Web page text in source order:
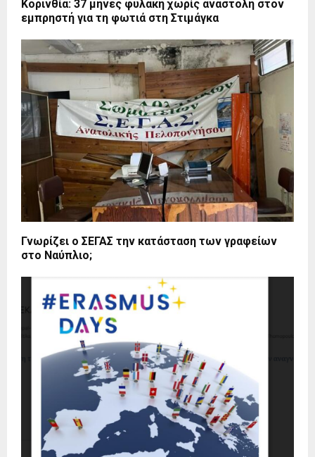
Κορινθία: 37 μήνες φυλακή χωρίς αναστολή στον
εμπρηστή για τη φωτιά στη Στιμάγκα
Γνωρίζει ο ΣΕΓΑΣ την κατάσταση των γραφείων
στο Ναύπλιο;